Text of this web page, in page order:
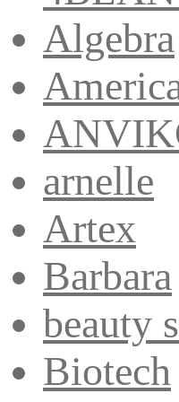
Algebra
arnelle
Artex
Barbara
beauty
Biotech